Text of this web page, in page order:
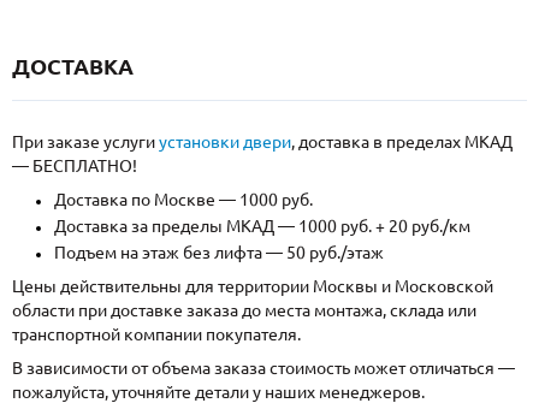
ДОСТАВКА
При заказе услугиустановки двери, доставка в пределах МКАД
— БЕСПЛАТНО!
Доставка по Москве — 1000 руб.
Доставка за пределы МКАД — 1000 руб. + 20 руб./км
Подъем на этаж без лифта — 50 руб./этаж
Цены действительны для территории Москвы и Московской
области при доставке заказа до места монтажа, склада или
транспортной компании покупателя.
В зависимости от объема заказа стоимость может отличаться —
пожалуйста, уточняйте детали у наших менеджеров.